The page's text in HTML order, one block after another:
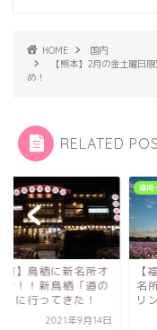
HOME
国内
【熊本】2月の金土曜日
め！
RELATED
賀】鳥栖に新名所オ
ン！！新鳥栖「道の
」に行ってきた！
2021年9月14日
福岡
【
名
リ